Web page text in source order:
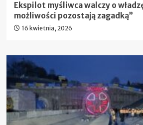
Ekspilot myśliwca walczy o
możliwości pozostają zagadką”
16 kwietnia, 2026